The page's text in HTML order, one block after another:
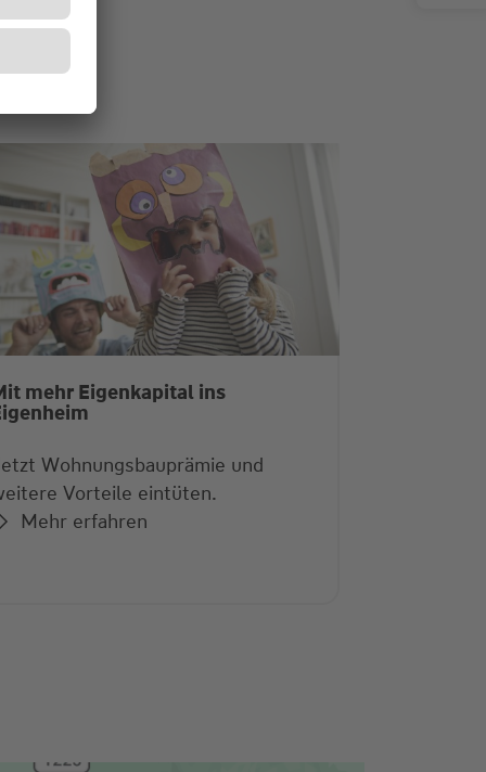
mehr Eigenkapital ins
Wohnungsbauprämie und
Vorteile eintüten.
Mehr erfahren